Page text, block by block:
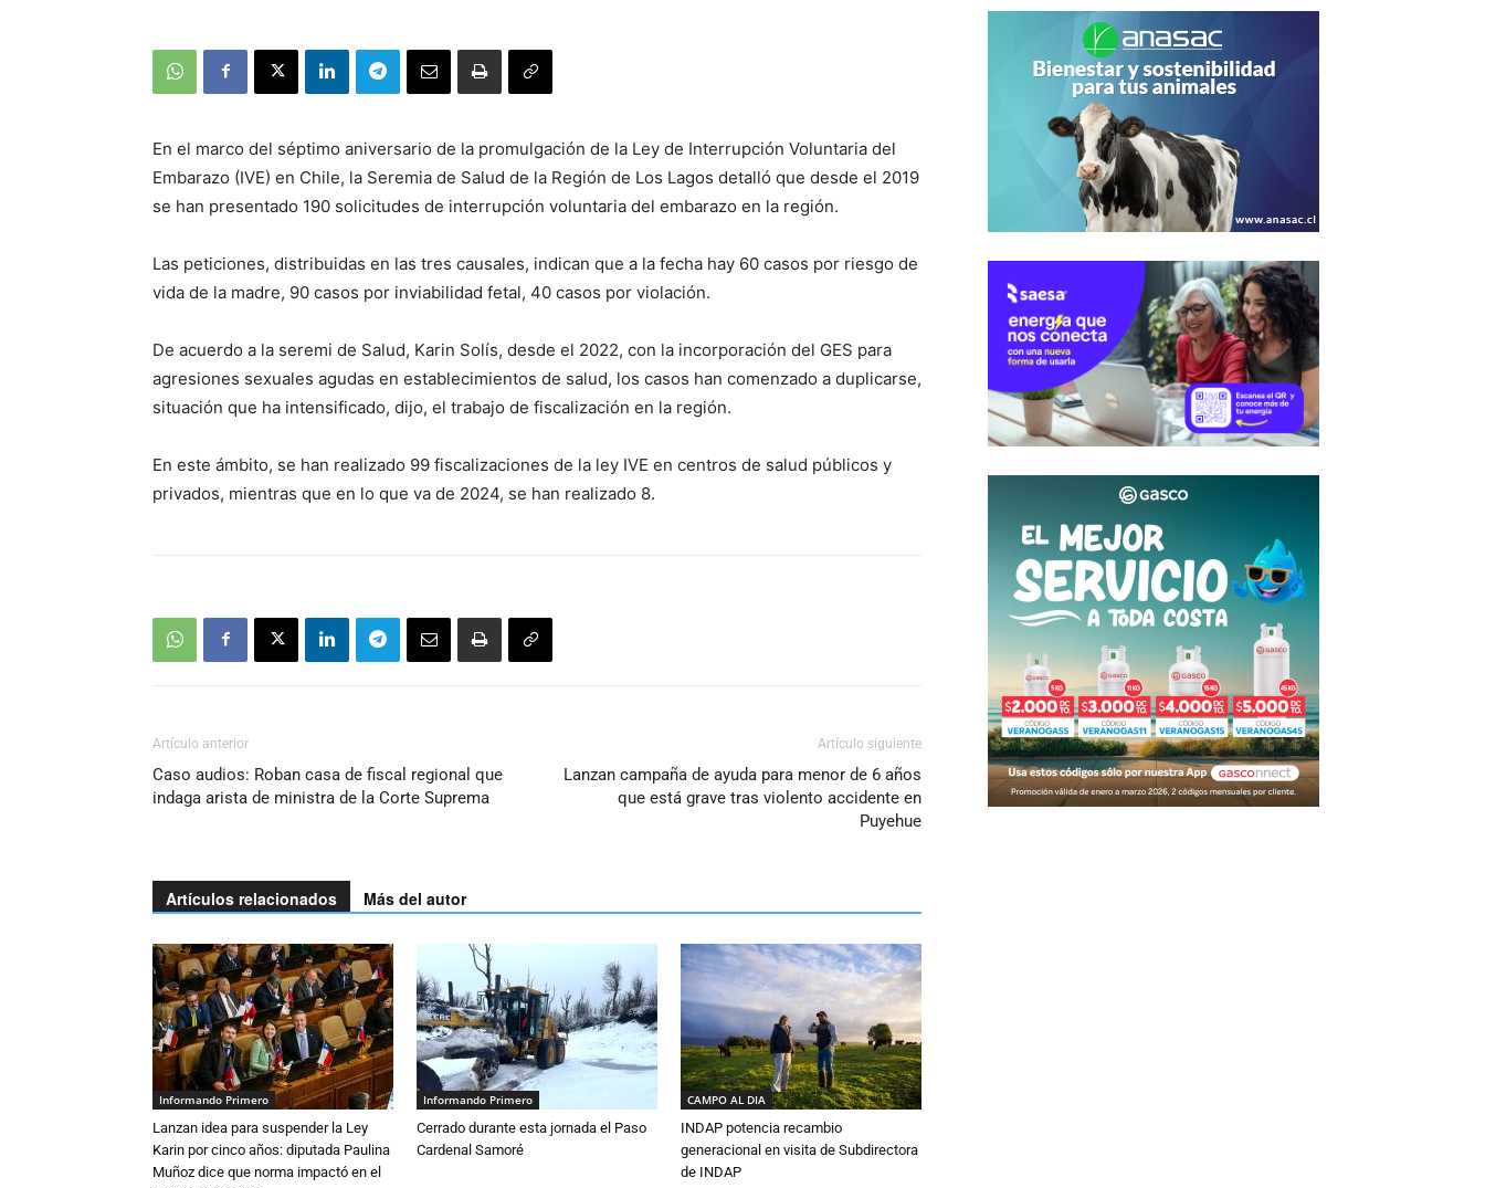
En el marco del séptimo aniversario de la promulgación de la Ley de Interrupción Voluntaria del
Embarazo (IVE) en Chile, la Seremia de Salud de la Región de Los Lagos detalló que desde el 2019
se han presentado 190 solicitudes de interrupción voluntaria del embarazo en la región.
Las peticiones, distribuidas en las tres causales, indican que a la fecha hay 60 casos por riesgo de
vida de la madre, 90 casos por inviabilidad fetal, 40 casos por violación.
De acuerdo a la seremi de Salud, Karin Solís, desde el 2022, con la incorporación del GES para
agresiones sexuales agudas en establecimientos de salud, los casos han comenzado a duplicarse,
situación que ha intensificado, dijo, el trabajo de fiscalización en la región.
En este ámbito, se han realizado 99 fiscalizaciones de la ley IVE en centros de salud públicos y
privados, mientras que en lo que va de 2024, se han realizado 8.
Artículo anterior
Caso audios: Roban casa de fiscal regional que
indaga arista de ministra de la Corte Suprema
Artículo siguiente
Lanzan campaña de ayuda para menor de 6 años
que está grave tras violento accidente en
Puyehue
Artículos relacionados Más del autor
Informando Primero
Lanzan idea para suspender la Ley
Karin por cinco años: diputada Paulina
Muñoz dice que norma impactó en el
Informando Primero
Cerrado durante esta jornada el Paso
Cardenal Samoré
CAMPO AL DIA
INDAP potencia recambio
generacional en visita de Subdirectora
de INDAP